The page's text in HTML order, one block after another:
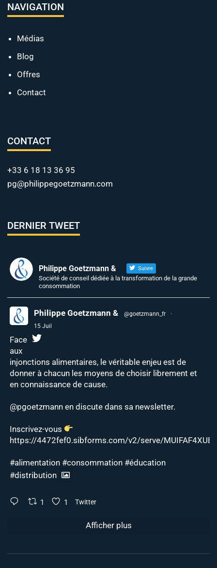
NAVIGATION
Médias
Blog
Offres
Contact
CONTACT
+33 6 18 13 36 95
pg@philippegoetzmann.com
DERNIER TWEET
Philippe Goetzmann & Suivre
Société de conseil dédiée à la transformation de la grande
consommation
Philippe Goetzmann & @goetzmann_fr
·
15 Juil
Face
aux
injonctions alimentaires, le véritable enjeu est de
donner à chacun les moyens de choisir librement et
en connaissance de cause.
@pgoetzmann en discute dans sa newsletter.
Inscrivez-vous
https://4472fef0.sibforms.com/v2/serve/
#alimentation #consommation #éducation
#distribution
1 1 Twitter
Afficher plus